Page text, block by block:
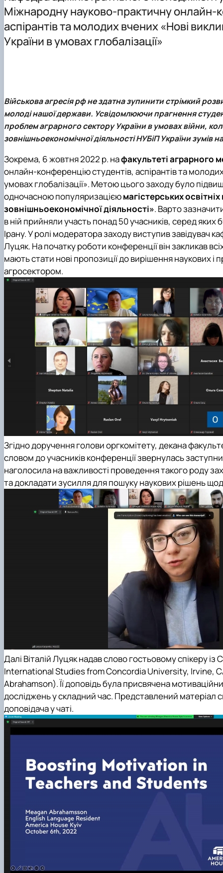
Співробітники кафедри
ННВЛ «Бізнес-аналітика»
Клуб випускників
Аспірантура
Організація практичного навчання
Графік консультацій
Навчально-методичне забезпечення, робочі
Проєкт DAAD
DigiAgrar_UA
AgriWork_UA
Міжнародну науково-практичну онлайн-
аспірантів та молодих вчених «Нові
України в умовах глобалізації»
Військова агресія рф не здатна зупинити стрімкий
молоді нашої держави. Усвідомлюючи прагнення
проблем аграрного сектору України в умовах війни,
зовнішньоекономічної діяльності НУБіП України
Зокрема, 6 жовтня 2022 р. нафакультеті аграрного
онлайн-конференцію студентів, аспірантів та
умовах глобалізації». Метою цього заходу було
одночасною популяризацієюмагістерських
зовнішньоекономічної діяльності». Варто
в ній прийняли участь понад 50 учасників, серед
Ірану. У ролі модератора заходу виступив завідувач
Луцяк. На початку роботи конференції він закликав
мають стати нові пропозиції до вирішення наукових
агросектором.
Згідно доручення голови оргкомітету, декана
словом до учасників конференції звернулась
наголосила на важливості проведення такого роду
та докладати зусилля для пошуку наукових рішень
Далі Віталій Луцяк надав слово гостьовому спікеру
International Studies from Concordia University, Irvine,
Abrahamson). Її доповідь була присвячена
досліджень у складний час. Представлений матеріал
доповідача у чаті.